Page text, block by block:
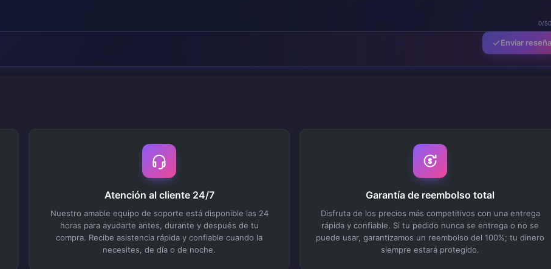
0/
Enviar reseña
Atención al cliente 24/7
Nuestro amable equipo de soporte está disponible las 24
horas para ayudarte antes, durante y después de tu
compra. Recibe asistencia rápida y confiable cuando la
necesites, de día o de noche.
Garantía de reembolso total
Disfruta de los precios más competitivos con una entrega
rápida y confiable. Si tu pedido nunca se entrega o no se
puede usar, garantizamos un reembolso del 100%; tu dinero
siempre estará protegido.